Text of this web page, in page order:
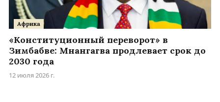
Африка
«Конституционный переворот» в
Зимбабве: Мнангагва продлевает срок до
2030 года
12 июля 2026 г.